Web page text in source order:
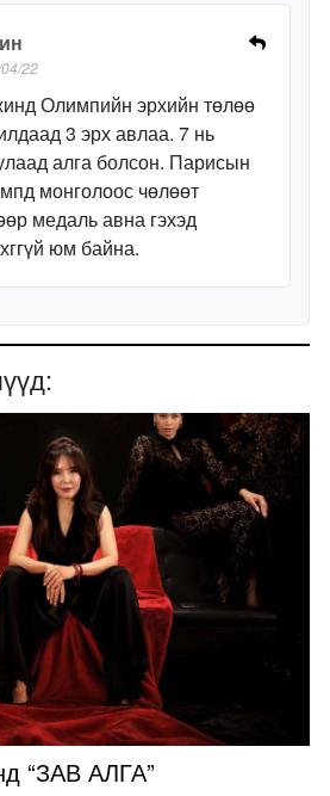
22
Олимпийн эрхийн төлөө
3 эрх авлаа. 7 нь
алга болсон. Парисын
монголоос чөлөөт
медаль авна гэхэд
юм байна.
“ЗАВ АЛГА”